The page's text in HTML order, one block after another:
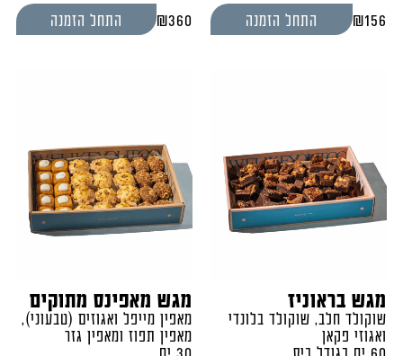
156
₪ התחל הזמנה 360
₪ התחל הזמנה
מגש בראוניז
שוקולד חלב, שוקולד בלונדי
ואגוזי פקאן
מגש מאפינס מתוקים
מאפין מייפל ואגוזים (טבעוני),
מאפין תפוז ומאפין גזר